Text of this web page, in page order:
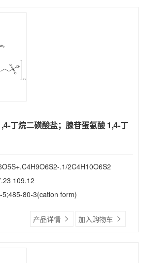
丁烷二磺酸盐；腺苷蛋氨酸 1,4-丁
.1/2C4H10O6S2
109.12
5;485-80-3(cation form)
产品详情 加入购物车